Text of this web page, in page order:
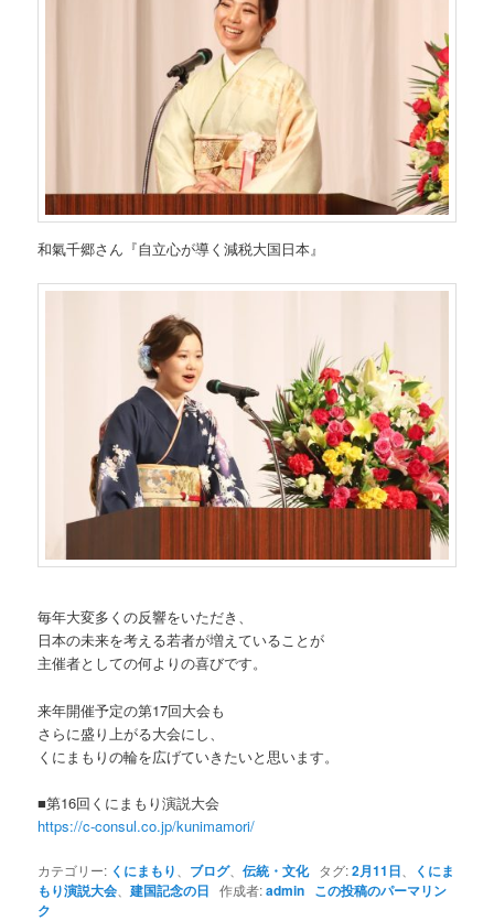
和氣千郷さん『自立心が導く減税大国日本』
毎年大変多くの反響をいただき、
日本の未来を考える若者が増えていることが
主催者としての何よりの喜びです。
来年開催予定の第17回大会も
さらに盛り上がる大会にし、
くにまもりの輪を広げていきたいと思います。
■第16回くにまもり演説大会
https://c-consul.co.jp/kunimamori/
カテゴリー: くにまもり ブログ、伝統・文化タグ:2月11日
くにま
もり演説大会 、建国記念の日 作成者:admin この投稿のパーマリン
ク